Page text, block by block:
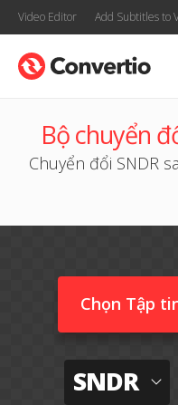
Video Editor Add Subtitles to
Bộ chuyển
Chuyển đổi SNDR
Chọn Tập
SNDR